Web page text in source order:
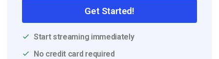
Get Started!
Start streaming immediately
No credit card required